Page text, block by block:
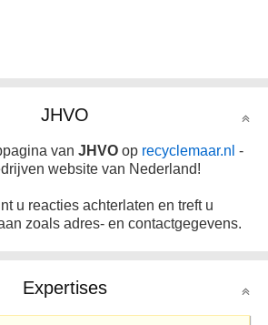
JHVO
van JHVO op recyclemaar.nl -
website van Nederland!
u reacties achterlaten en treft u
zoals adres- en contactgegevens.
Expertises